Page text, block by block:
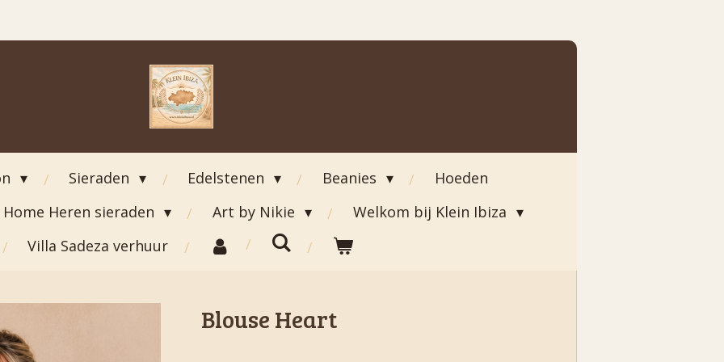
Sieraden Edelstenen Beanies
Hoeden
Home Heren sieraden Art by Nikie
Welkom bij Klein Ibiza
Villa Sadeza verhuur
Blouse Heart